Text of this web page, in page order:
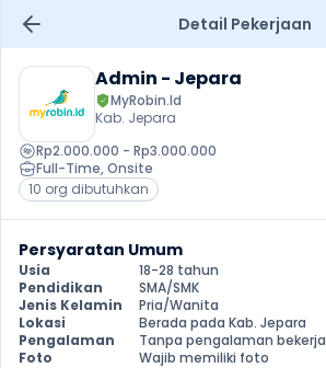
Detail Pekerjaan
Admin - Jepara
MyRobin.Id
Kab. Jepara
Rp2.000.000 - Rp3.000.000
Full-Time, Onsite
10 org dibutuhkan
Persyaratan Umum
Usia
18-28 tahun
Pendidikan
SMA/SMK
Jenis Kelamin
Pria/Wanita
Lokasi
Berada pada Kab. Jepara
Pengalaman
Tanpa pengalaman bekerja
Foto
Wajib memiliki foto